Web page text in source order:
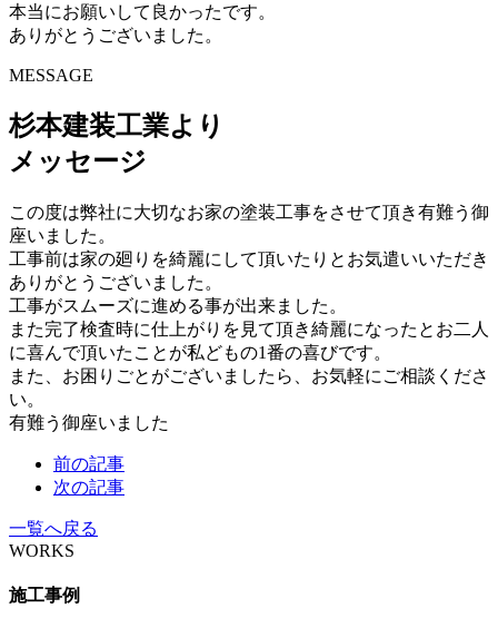
本当にお願いして良かったです。
ありがとうございました。
MESSAGE
杉本建装工業より
メッセージ
この度は弊社に大切なお家の塗装工事をさせて頂き有難う御
座いました。
工事前は家の廻りを綺麗にして頂いたりとお気遣いいただき
ありがとうございました。
工事がスムーズに進める事が出来ました。
また完了検査時に仕上がりを見て頂き綺麗になったとお二人
に喜んで頂いたことが私どもの1番の喜びです。
また、お困りごとがございましたら、お気軽にご相談くださ
い。
有難う御座いました
前の記事
次の記事
一覧へ戻る
WORKS
施工事例